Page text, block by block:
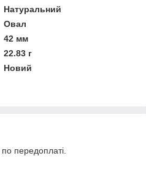
Натуральний
Овал
42 мм
22.83 г
Новий
передоплаті.